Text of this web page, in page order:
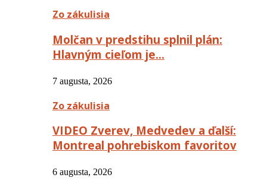
Zo zákulisia
Molčan v predstihu splnil plán:
Hlavným cieľom je…
7 augusta, 2026
Zo zákulisia
VIDEO Zverev, Medvedev a ďalší:
Montreal pohrebiskom favoritov
6 augusta, 2026